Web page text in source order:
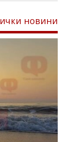
новини